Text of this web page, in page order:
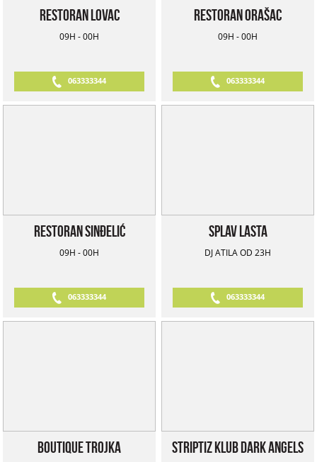
Restoran Lovac
09H - 00H
063333344
Restoran Orašac
09H - 00H
063333344
Restoran Sinđelić
09H - 00H
063333344
Splav Lasta
DJ ATILA OD 23H
063333344
Boutique Trojka Striptiz klub Dark Angels